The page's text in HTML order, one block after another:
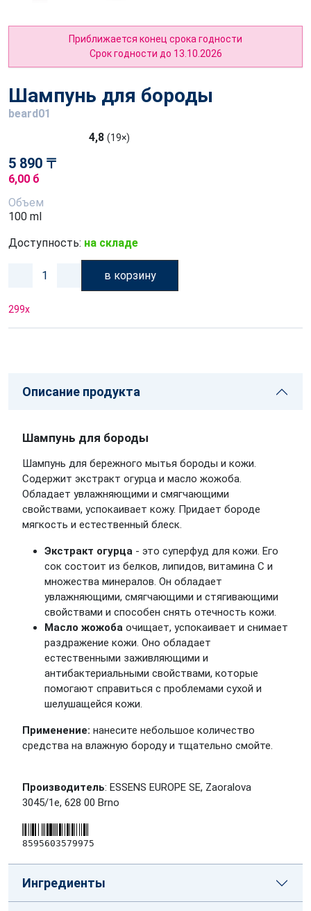
Приближается конец срока годности
Срок годности до 13.10.2026
Шампунь для бороды
beard01
4,8 (19×)
5 890 〒
6,00 б
Объем
100 ml
Доступность: на складе
в корзину
299x
Описание продукта
Шампунь для бороды
Шампунь для бережного мытья бороды и кожи.
Содержит экстракт огурца и масло жожоба.
Обладает увлажняющими и смягчающими
свойствами, успокаивает кожу. Придает бороде
мягкость и естественный блеск.
Экстракт огурца - это суперфуд для кожи. Его
сок состоит из белков, липидов, витамина С и
множества минералов. Он обладает
увлажняющими, смягчающими и стягивающими
свойствами и способен снять отечность кожи.
Масло жожоба очищает, успокаивает и снимает
раздражение кожи. Оно обладает
естественными заживляющими и
антибактериальными свойствами, которые
помогают справиться с проблемами сухой и
шелушащейся кожи.
Применение: нанесите небольшое количество
средства на влажную бороду и тщательно смойте.
Производитель: ESSENS EUROPE SE, Zaoralova
3045/1e, 628 00 Brno
8595603579975
Ингредиенты